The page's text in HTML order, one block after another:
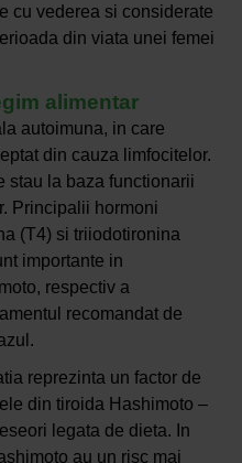
cu vederea si considerate
din viata unei femei
alimentar
autoimuna, in care
din cauza limfocitelor.
stau la baza functionarii
Principalii hormoni
(T4) si triiodotironina
importante in
respectiv a
recomandat de
reprezinta un factor de
din tiroida Hashimoto –
legata de dieta. In
au un risc mai